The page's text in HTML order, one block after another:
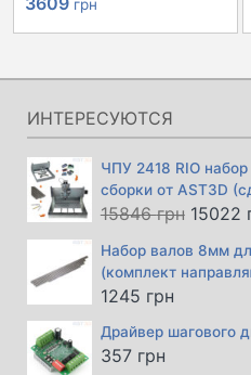
цена
составляла
4030 грн.
грн
цена:
3609 грн.
ИНТЕРЕСУЮТСЯ
ЧПУ 2418 RIO
сборки от AST3D
15846грн 15022
Набор валов 8мм
(комплект
1245 грн
Драйвер шагового
357 грн